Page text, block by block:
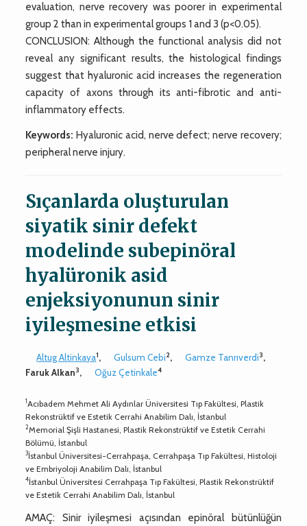
evaluation, nerve recovery was poorer in experimental
group 2 than in experimental groups 1 and 3 (p<0.05).
CONCLUSION: Although the functional analysis did not
reveal any significant results, the histological findings
suggest that hyaluronic acid increases the regeneration
capacity of axons through its anti-fibrotic and anti-
inflammatory effects.
Keywords: Hyaluronic acid, nerve defect; nerve recovery;
peripheral nerve injury.
Sıçanlarda oluşturulan
siyatik sinir defekt
modelinde subepinöral
hyalüronik asid
enjeksiyonunun sinir
iyileşmesine etkisi
Altug Altinkaya1, Gulsum Cebi2, Gamze Tanrıverdi3,
Faruk Alkan3, Oğuz Çetinkale4
1Acıbadem Mehmet Ali Aydınlar Üniversitesi Tıp Fakültesi, Plastik
Rekonstrüktif ve Estetik Cerrahi Anabilim Dalı, İstanbul
2Memorial Şişli Hastanesi, Plastik Rekonstrüktif ve Estetik Cerrahi
Bölümü, İstanbul
3İstanbul Üniversitesi-Cerrahpaşa, Cerrahpaşa Tıp Fakültesi, Histoloji
ve Embriyoloji Anabilim Dalı, İstanbul
4İstanbul Üniversitesi Cerrahpaşa Tıp Fakültesi, Plastik Rekonstrüktif
ve Estetik Cerrahi Anabilim Dalı, İstanbul
AMAÇ: Sinir iyileşmesi açısından epinöral bütünlüğün